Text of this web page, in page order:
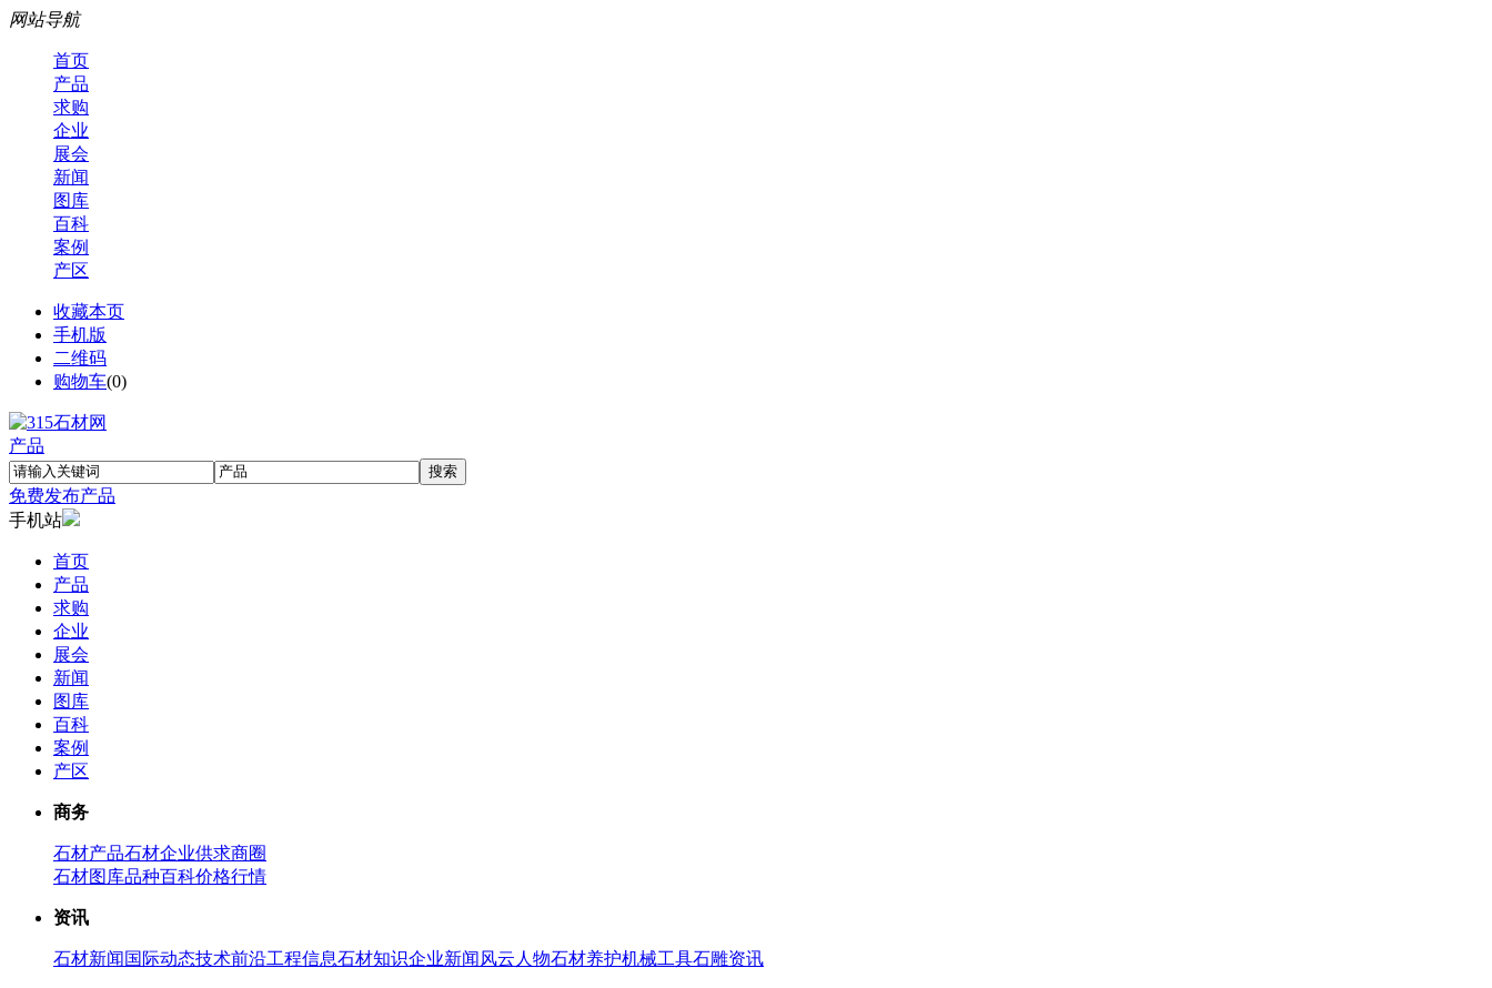
网站导航
首页
产品
求购
企业
展会
新闻
图库
百科
案例
产区
收藏本页
手机版
二维码
购物车(0)
产品
免费发布产品
手机站
首页
产品
求购
企业
展会
新闻
图库
百科
案例
产区
商务
石材产品石材企业供求商圈
石材图库品种百科价格行情
资讯
石材新闻 国际动态技术前沿工程信息石材知识企业新闻 风云人物石材养护机械工具石雕资讯